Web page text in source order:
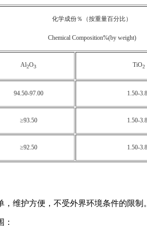
化学成份％（按重量百分比）
Chemical Composition%(by weight)
Al2O3 TiO2
94.50-97.00 1.50-
≥93.50 1.50-
≥92.50 1.50-
护方便，不受外界环境条件的限制